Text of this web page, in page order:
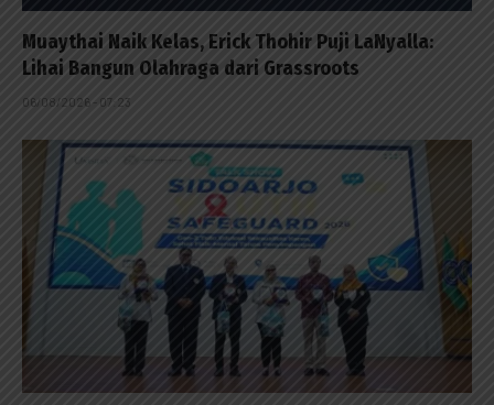
Muaythai Naik Kelas, Erick Thohir Puji LaNyalla:
Lihai Bangun Olahraga dari Grassroots
06/08/2026 - 07:23